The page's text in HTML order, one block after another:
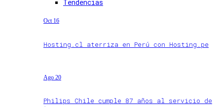
Tendencias
Oct 16
Hosting.cl aterriza en Perú con Hosting.pe
Ago 20
Philips Chile cumple 87 años al servicio de